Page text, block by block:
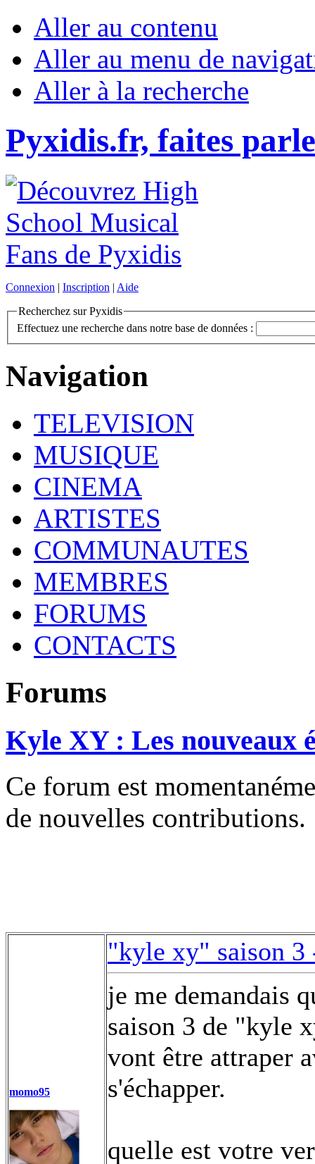
Aller au contenu
Aller au menu de
Aller à la recherche
Pyxidis.fr, faites
Connexion | Inscription | Aide
Recherchez sur Pyxidis
Effectuez une recherche dans notre base de données :
Navigation
TELEVISION
MUSIQUE
CINEMA
ARTISTES
COMMUNAUTES
MEMBRES
FORUMS
CONTACTS
Forums
Kyle XY : Les nouveaux
Ce forum est
de nouvelles contributions.
momo95
"kyle xy" saison
je me demandais
saison 3 de "kyle
vont être attraper
s'échapper.
quelle est votre